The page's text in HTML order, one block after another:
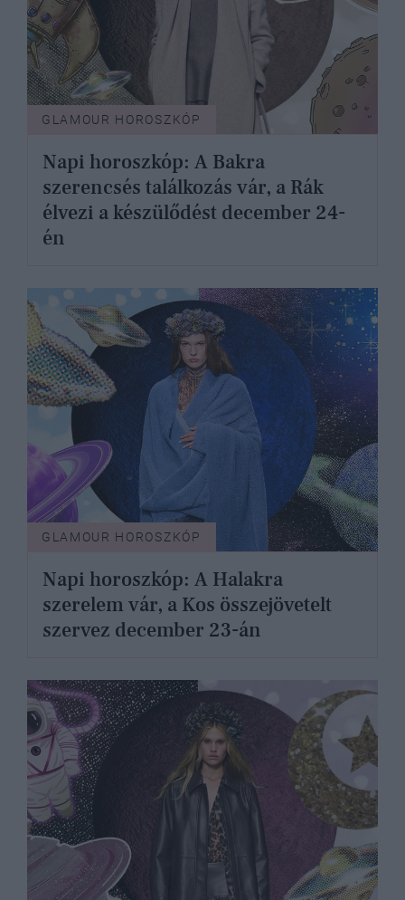
GLAMOUR HOROSZKÓP
Napi horoszkóp: A Bakra
szerencsés találkozás vár, a Rák
élvezi a készülődést december 24-
én
GLAMOUR HOROSZKÓP
Napi horoszkóp: A Halakra
szerelem vár, a Kos összejövetelt
szervez december 23-án